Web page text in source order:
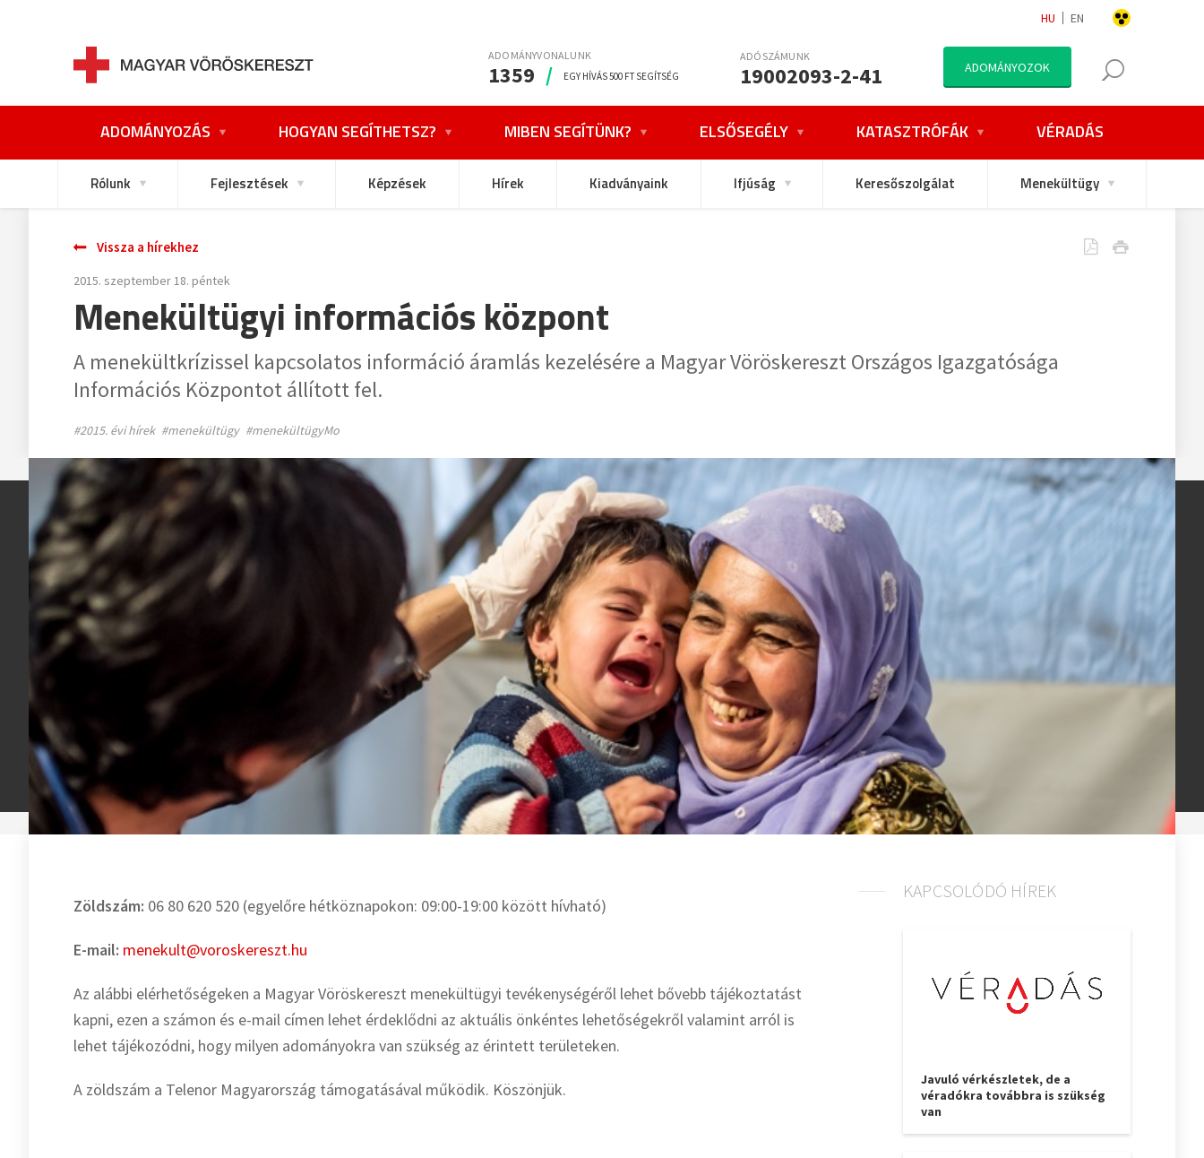
HU EN
ADOMÁNYVONALUNK
1359 / EGY HÍVÁS 500 FT SEGÍTSÉG
ADÓSZÁMUNK
19002093-2-41 ADOMÁNYOZOK
ADOMÁNYOZÁS HOGYAN SEGÍTHETSZ? MIBEN SEGÍTÜNK? ELSŐSEGÉLY KATASZTRÓFÁK VÉRADÁS
Rólunk Fejlesztések Képzések Hírek Kiadványaink Ifjúság Keresőszolgálat Menekültügy
Vissza a hírekhez
2015. szeptember 18. péntek
Menekültügyi információs központ
A menekültkrízissel kapcsolatos információ áramlás kezelésére a Magyar Vöröskereszt Országos Igazgatósága
Információs Központot állított fel.
#2015. évi hírek #menekültügy #menekültügyMo
Zöldszám: 06 80 620 520 (egyelőre hétköznapokon: 09:00-19:00 között hívható)
E-mail: menekult@voroskereszt.hu
Az alábbi elérhetőségeken a Magyar Vöröskereszt menekültügyi tevékenységéről lehet bővebb tájékoztatást
kapni, ezen a számon és e-mail címen lehet érdeklődni az aktuális önkéntes lehetőségekről valamint arról is
lehet tájékozódni, hogy milyen adományokra van szükség az érintett területeken.
A zöldszám a Telenor Magyarország támogatásával működik. Köszönjük.
KAPCSOLÓDÓ HÍREK
Javuló vérkészletek, de a
véradókra továbbra is szükség
van